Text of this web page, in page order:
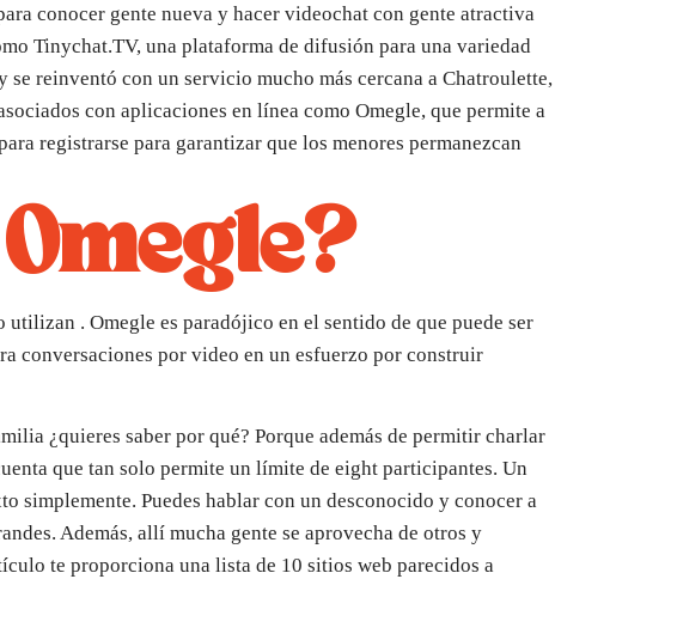
conocer gente nueva y hacer videochat con gente atractiva
Tinychat.TV, una plataforma de difusión para una variedad
reinventó con un servicio mucho más cercana a Chatroulette,
con aplicaciones en línea como Omegle, que permite a
registrarse para garantizar que los menores permanezcan
. Omegle es paradójico en el sentido de que puede ser
conversaciones por video en un esfuerzo por construir
¿quieres saber por qué? Porque además de permitir charlar
que tan solo permite un límite de eight participantes. Un
simplemente. Puedes hablar con un desconocido y conocer a
Además, allí mucha gente se aprovecha de otros y
te proporciona una lista de 10 sitios web parecidos a